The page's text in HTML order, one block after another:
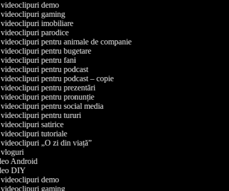
videoclipuri demo
videoclipuri gaming
videoclipuri imobiliare
videoclipuri parodice
videoclipuri pentru animale de companie
videoclipuri pentru bugetare
videoclipuri pentru fani
videoclipuri pentru podcast
videoclipuri pentru podcast – copie
videoclipuri pentru prezentări
videoclipuri pentru pronunție
videoclipuri pentru social media
videoclipuri pentru tururi
videoclipuri satirice
videoclipuri tutoriale
videoclipuri „O zi din viață”
vloguri
Android
DIY
videoclipuri demo
videoclipuri gaming